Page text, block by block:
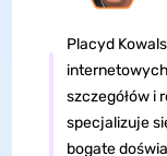
Placyd
szczegółów i
specjalizuje
bogate